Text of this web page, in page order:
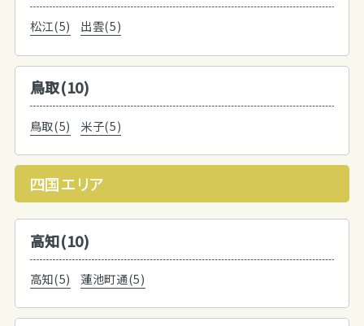
松江(5) 出雲(5)
鳥取(10)
鳥取(5) 米子(5)
四国エリア
高知(10)
高知(5) 蓮池町通(5)